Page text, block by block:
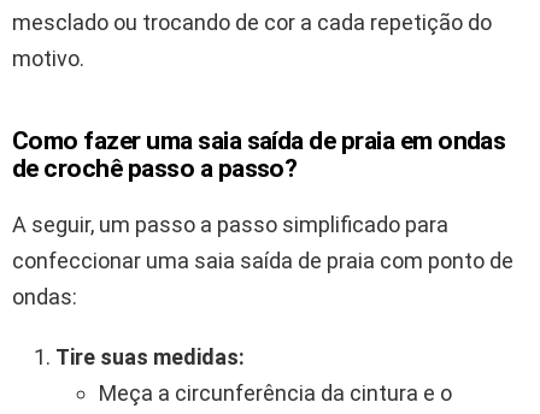
mesclado ou trocando de cor a cada repetição do
motivo.
Como fazer uma saia saída de praia em ondas
de crochê passo a passo?
A seguir, um passo a passo simplificado para
confeccionar uma saia saída de praia com ponto de
ondas:
Tire suas medidas:
Meça a circunferência da cintura e o